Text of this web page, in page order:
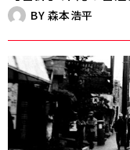
BY 森本浩平